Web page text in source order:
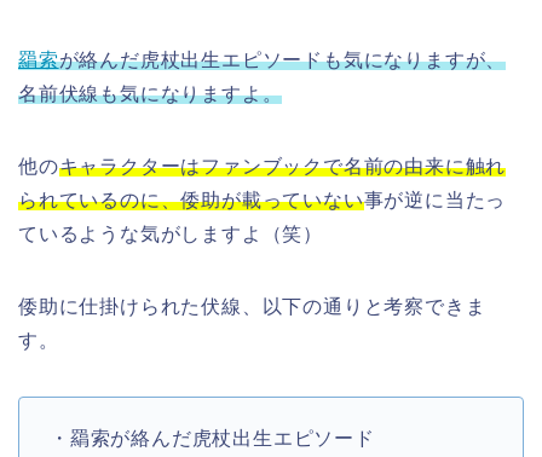
羂索が絡んだ虎杖出生エピソードも気になりますが、
名前伏線も気になりますよ。
他のキャラクターはファンブックで名前の由来に触れ
られているのに、倭助が載っていない事が逆に当たっ
ているような気がしますよ（笑）
倭助に仕掛けられた伏線、以下の通りと考察できま
す。
・羂索が絡んだ虎杖出生エピソード